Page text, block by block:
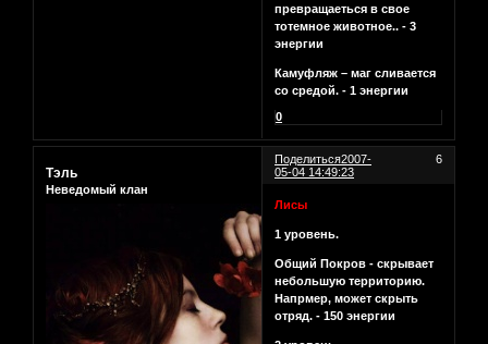
превращаеться в свое
тотемное животное.. - 3
энергии
Камуфляж – маг сливается
со средой. - 1 энергии
0
Поделиться 6
2007-
05-04 14:49:23
Тэль
Неведомый клан
Лисы
1 уровень.
Общий Покров - скрывает
небольшую территорию.
Напрмер, может скрыть
отряд. - 150 энергии